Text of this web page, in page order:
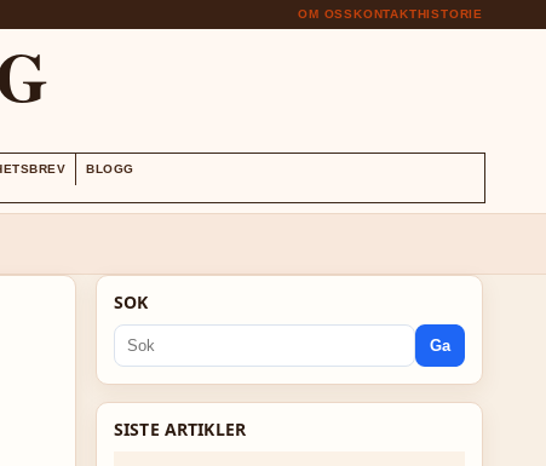
OM OSSKONTAKTHISTORIE
BLOGG
SOK
Ga
SISTE ARTIKLER